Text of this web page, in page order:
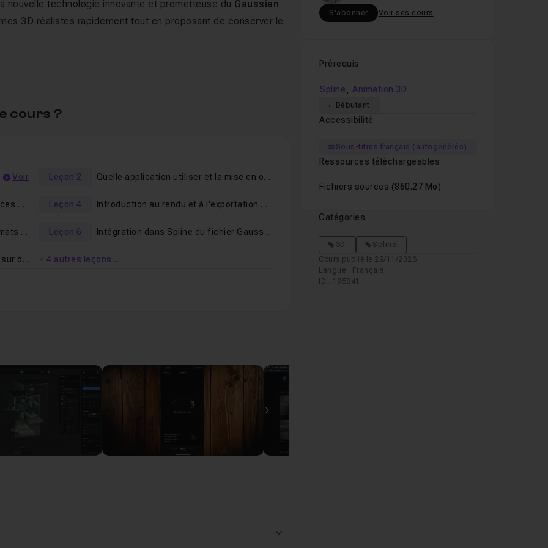
nouvelle technologie innovante et prometteuse du Gaussian
3D réalistes rapidement tout en proposant de conserver le
à votre disposition dans le salon d'entraide pour vous
cours ?
Voir Leçon 2 Quelle application utiliser et la mise en oeuvre d'une capture depuis un téléphone
Autre méthodes : uploader les sources pour traitement en 3D Leçon 4 Introduction au rendu et à l'exportation 3D depuis l'application de Luma AI
Exportation depuis Luma AI aux formats Gaussian Splat, GLB et OBJ Leçon 6 Intégration dans Spline du fichier Gaussian Splat (PLY) et recadrage de base de l'objet 3D
Effectuer des recadrages avancés sur des rendus plus complexes + 4 autres leçons…
oeuvre d'une capture depuis un téléphone
pour traitement en 3D
Images suivantes
S'abonner Voir ses cours
Prérequis
Spline , Animation 3D
Débutant
Accessibilité
Sous-titres français (autogénérés)
Ressources téléchargeables
Fichiers sources (860.27 Mo)
Catégories
3D
Spline
Cours publié le 29/11/2023
Langue : Français
ID : 195841